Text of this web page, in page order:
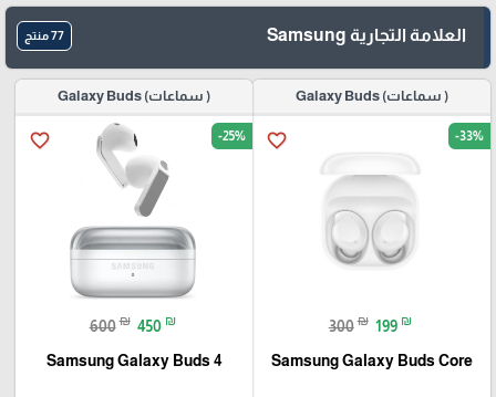
العلامة التجارية Samsung 77 منتج
( سماعات) Galaxy Buds
favorite_border -33%
300 ₪ 199 ₪
Samsung Galaxy Buds Core
( سماعات) Galaxy Buds
favorite_border -25%
600 ₪ 450 ₪
Samsung Galaxy Buds 4